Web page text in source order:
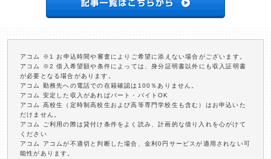
アコム ※1 お申込時間や審査によりご希望に添えない場合がございます。
アコム ※2 借入希望額や条件によっては、身分証明書以外にも収入証明書
が必要となる場合があります。
アコム 勤務先への電話での在籍確認は100％ありません。
アコム 安定した収入があればパート・バイトOK
アコム 高校生（定時制高校生および高等専門学校生も含む）はお申込いた
だけません。
アコム ご利用の際は貸付け条件をよく読み、計画的な借り入れを心がけて
ください
アコム アコムが不適切と判断した場合、金利0円サービスが適用されない可
能性があります。